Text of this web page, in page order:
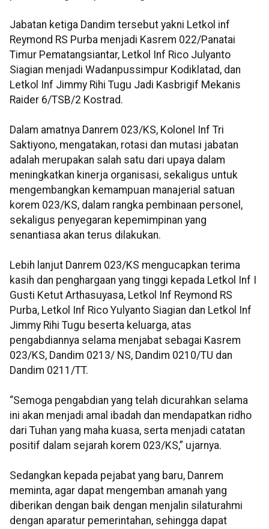
Jabatan ketiga Dandim tersebut yakni Letkol inf
Reymond RS Purba menjadi Kasrem 022/Panatai
Timur Pematangsiantar, Letkol Inf Rico Julyanto
Siagian menjadi Wadanpussimpur Kodiklatad, dan
Letkol Inf Jimmy Rihi Tugu Jadi Kasbrigif Mekanis
Raider 6/TSB/2 Kostrad.
Dalam amatnya Danrem 023/KS, Kolonel Inf Tri
Saktiyono, mengatakan, rotasi dan mutasi jabatan
adalah merupakan salah satu dari upaya dalam
meningkatkan kinerja organisasi, sekaligus untuk
mengembangkan kemampuan manajerial satuan
korem 023/KS, dalam rangka pembinaan personel,
sekaligus penyegaran kepemimpinan yang
senantiasa akan terus dilakukan.
Lebih lanjut Danrem 023/KS mengucapkan terima
kasih dan penghargaan yang tinggi kepada Letkol Inf I
Gusti Ketut Arthasuyasa, Letkol Inf Reymond RS
Purba, Letkol Inf Rico Yulyanto Siagian dan Letkol Inf
Jimmy Rihi Tugu beserta keluarga, atas
pengabdiannya selama menjabat sebagai Kasrem
023/KS, Dandim 0213/ NS, Dandim 0210/TU dan
Dandim 0211/TT.
“Semoga pengabdian yang telah dicurahkan selama
ini akan menjadi amal ibadah dan mendapatkan ridho
dari Tuhan yang maha kuasa, serta menjadi catatan
positif dalam sejarah korem 023/KS,” ujarnya.
Sedangkan kepada pejabat yang baru, Danrem
meminta, agar dapat mengemban amanah yang
diberikan dengan baik dengan menjalin silaturahmi
dengan aparatur pemerintahan, sehingga dapat